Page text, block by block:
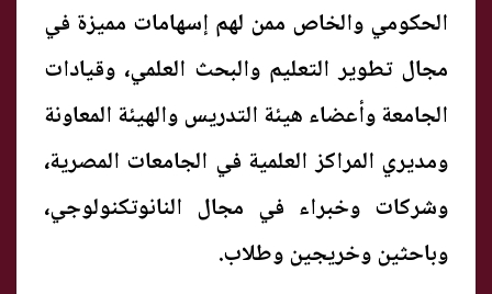
الحكومي والخاص ممن لهم إسهامات مميزة في
مجال تطوير التعليم والبحث العلمي، وقيادات
الجامعة وأعضاء هيئة التدريس والهيئة المعاونة
ومديري المراكز العلمية في الجامعات المصرية،
وشركات وخبراء في مجال النانوتكنولوجي،
وباحثين وخريجين وطلاب.